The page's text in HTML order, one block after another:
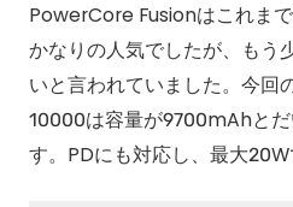
PowerCore Fusionはこれま
かなりの人気でしたが、もう
いと言われていました。今
10000は容量が9700mAhと
す。PDにも対応し、最大20W